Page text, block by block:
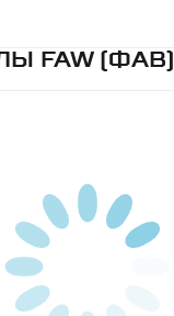
FAW (ФАВ)